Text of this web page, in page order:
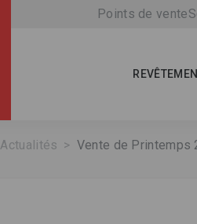
Points de vente
Actualités Vente de Printemps